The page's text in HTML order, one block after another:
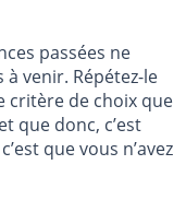
passées ne
venir. Répétez-le
critère de choix que
que donc, c’est
que vous n’avez